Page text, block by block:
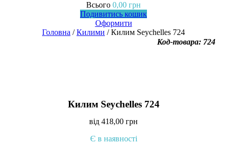
Всього 0,00 грн
Подивитись кошик
Оформити
Головна /Килими / Килим Seychelles 724
Код-товара: 724
Килим Seychelles 724
від 418,00 грн
Є в наявності